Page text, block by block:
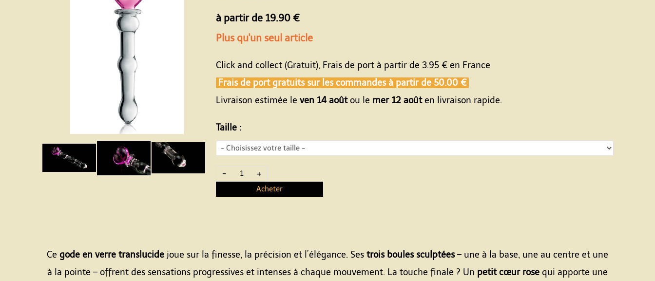
à partir de 19.90 €
Plus qu'un seul article
Click and collect (Gratuit), Frais de port à partir de 3.95 € en France
Frais de port gratuits sur les commandes à partir de 50.00 €
Livraison estimée le ven 14 aoûtou le mer 12 aoûten livraison rapide.
Taille :
- +
Acheter
Ce gode en verre translucide joue sur la finesse, la précision et l’élégance. Ses trois boules sculptées– une à la base, une au centre et une
à la pointe – offrent des sensations progressives et intenses à chaque mouvement. La touche finale ? Un petit cœur rose qui apporte une